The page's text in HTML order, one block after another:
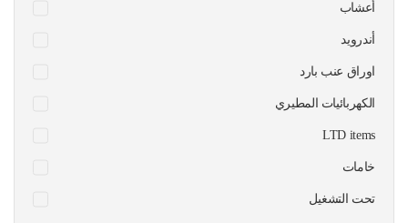
أعشاب
أندرويد
اوراق عنب بارد
الكهربائيات المطيري
LTD items
خامات
تحت التشغيل